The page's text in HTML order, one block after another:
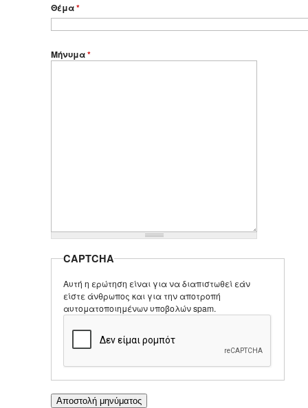
Θέμα*
Μήνυμα*
CAPTCHA
Αυτή η ερώτηση είναι για να διαπιστωθεί εάν
είστε άνθρωπος και για την αποτροπή
αυτοματοποιημένων υποβολών spam.